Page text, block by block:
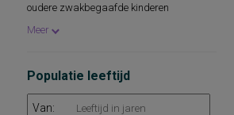
oudere zwakbegaafde kinderen
leerlingen in klas 1 t/m 3 van het regulier
basisonderwijs
basisonderwijs
Meer
Populatie leeftijd
Van: